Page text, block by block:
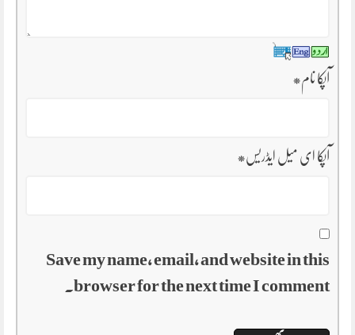
آپکا نام*
آپکا ای میل ایڈریس*
Save my name, email, and website in this
browser for the next time I comment.